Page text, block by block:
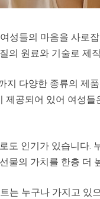
성들의 마음을 사로
의 원료와 기술로 제
지 다양한 종류의 제
제공되어 있어 여성
도 인기가 있습니다.
물의 가치를 한층 더
는 누구나 가지고 있